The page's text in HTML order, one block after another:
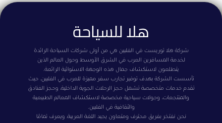
هلا للسياحة
شركة هلا توريست في الفلبين هي من أولى شركات السياحة الرائدة
لخدمة المسافرين العرب في الشرق الأوسط وحول العالم الذين
يتطلعون لاستكشاف جمال هذه الوجهة الاستوائية الرائعة.
تأسست الشركة بهدف توفير تجارب سفر مميزة للعرب في الفلبين، حيث
تقدم خدمات متخصصة تشمل حجز الرحلات الجوية الداخلية، وحجز الفنادق
والمنتجعات، وجولات سياحية مخصصة لاستكشاف المعالم الطبيعية
والثقافية في الفلبين.
نحن نفتخر بفريق محترف ومتعاون يجيد اللغة العربية، ويعرف تمامًا